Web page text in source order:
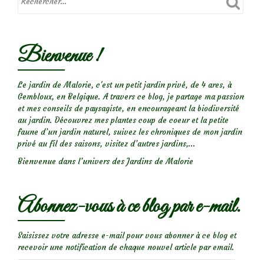
Bienvenue !
Le jardin de Malorie, c'est un petit jardin privé, de 4 ares, à
Gembloux, en Belgique. A travers ce blog, je partage ma passion
et mes conseils de paysagiste, en encourageant la biodiversité
au jardin. Découvrez mes plantes coup de coeur et la petite
faune d’un jardin naturel, suivez les chroniques de mon jardin
privé au fil des saisons, visitez d’autres jardins,...
Bienvenue dans l’univers des Jardins de Malorie
Abonnez-vous à ce blog par e-mail.
Saisissez votre adresse e-mail pour vous abonner à ce blog et
recevoir une notification de chaque nouvel article par email.